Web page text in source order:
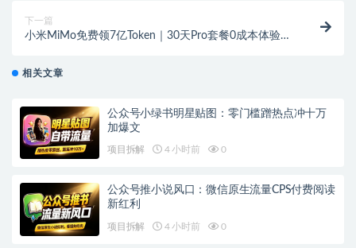
下一篇
小米MiMo免费领7亿Token｜30天Pro套餐0成本体验，
相关文章
公众号小绿书明星贴图：零门槛蹭热点冲十万
加爆文
项目拆解 4 小时前 0
公众号推小说风口：微信原生流量CPS付费阅读
新红利
项目拆解 4 小时前 0